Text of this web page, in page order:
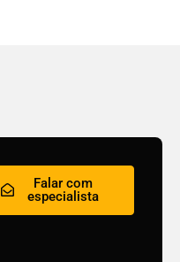
Falar com
especialista